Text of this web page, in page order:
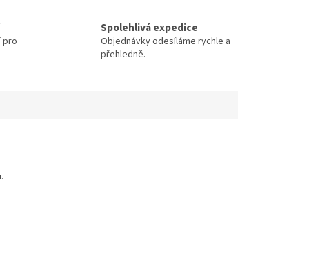
pro
Spolehlivá expedice
Objednávky odesíláme rychle a
přehledně.